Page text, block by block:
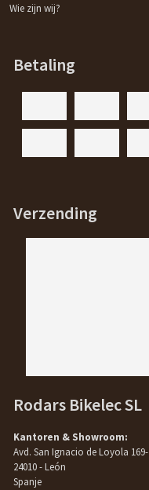
Wie zijn wij?
Betaling
Verzending
Rodars Bikelec SL
Kantoren & Showroom:
Avd. San Ignacio de Loyola
24010 - León
Spanje